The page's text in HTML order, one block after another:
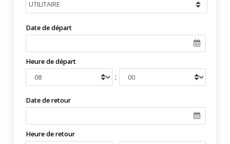
Date de départ
Heure de départ
:
Date de retour
Heure de retour